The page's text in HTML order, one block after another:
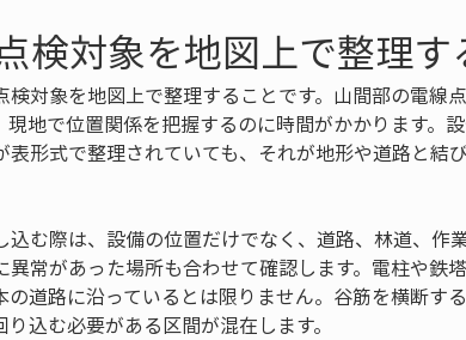
検対象を地図上で整理す
検対象を地図上で整理することです。山間部の電線
地で位置関係を把握するのに時間がかかります。
表形式で整理されていても、それが地形や道路と結
込む際は、設備の位置だけでなく、道路、林道、作
異常があった場所も合わせて確認します。電柱や鉄
の道路に沿っているとは限りません。谷筋を横断す
込む必要がある区間が混在します。